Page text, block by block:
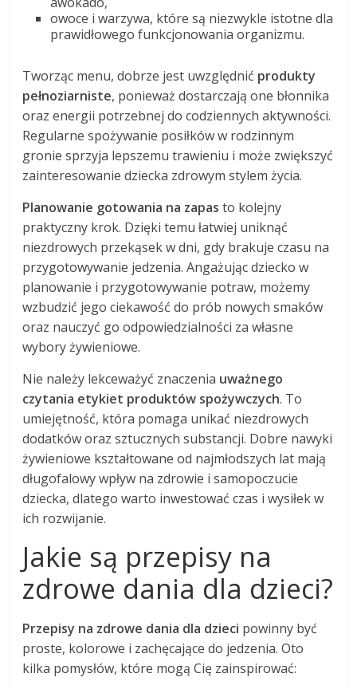
owoce i warzywa, które są niezwykle istotne dla
prawidłowego funkcjonowania organizmu.
Tworząc menu, dobrze jest uwzględnić produkty
pełnoziarniste, ponieważ dostarczają one błonnika
oraz energii potrzebnej do codziennych aktywności.
Regularne spożywanie posiłków w rodzinnym
gronie sprzyja lepszemu trawieniu i może zwiększyć
zainteresowanie dziecka zdrowym stylem życia.
Planowanie gotowania na zapas to kolejny
praktyczny krok. Dzięki temu łatwiej uniknąć
niezdrowych przekąsek w dni, gdy brakuje czasu na
przygotowywanie jedzenia. Angażując dziecko w
planowanie i przygotowywanie potraw, możemy
wzbudzić jego ciekawość do prób nowych smaków
oraz nauczyć go odpowiedzialności za własne
wybory żywieniowe.
Nie należy lekceważyć znaczenia uważnego
czytania etykiet produktów spożywczych. To
umiejętność, która pomaga unikać niezdrowych
dodatków oraz sztucznych substancji. Dobre nawyki
żywieniowe kształtowane od najmłodszych lat mają
długofalowy wpływ na zdrowie i samopoczucie
dziecka, dlatego warto inwestować czas i wysiłek w
ich rozwijanie.
Jakie są przepisy na
zdrowe dania dla dzieci?
Przepisy na zdrowe dania dla dzieci powinny być
proste, kolorowe i zachęcające do jedzenia. Oto
kilka pomysłów, które mogą Cię zainspirować: